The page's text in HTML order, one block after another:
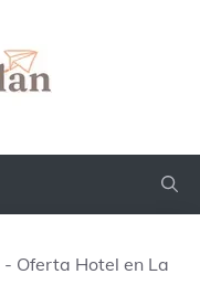
- Oferta Hotel en La